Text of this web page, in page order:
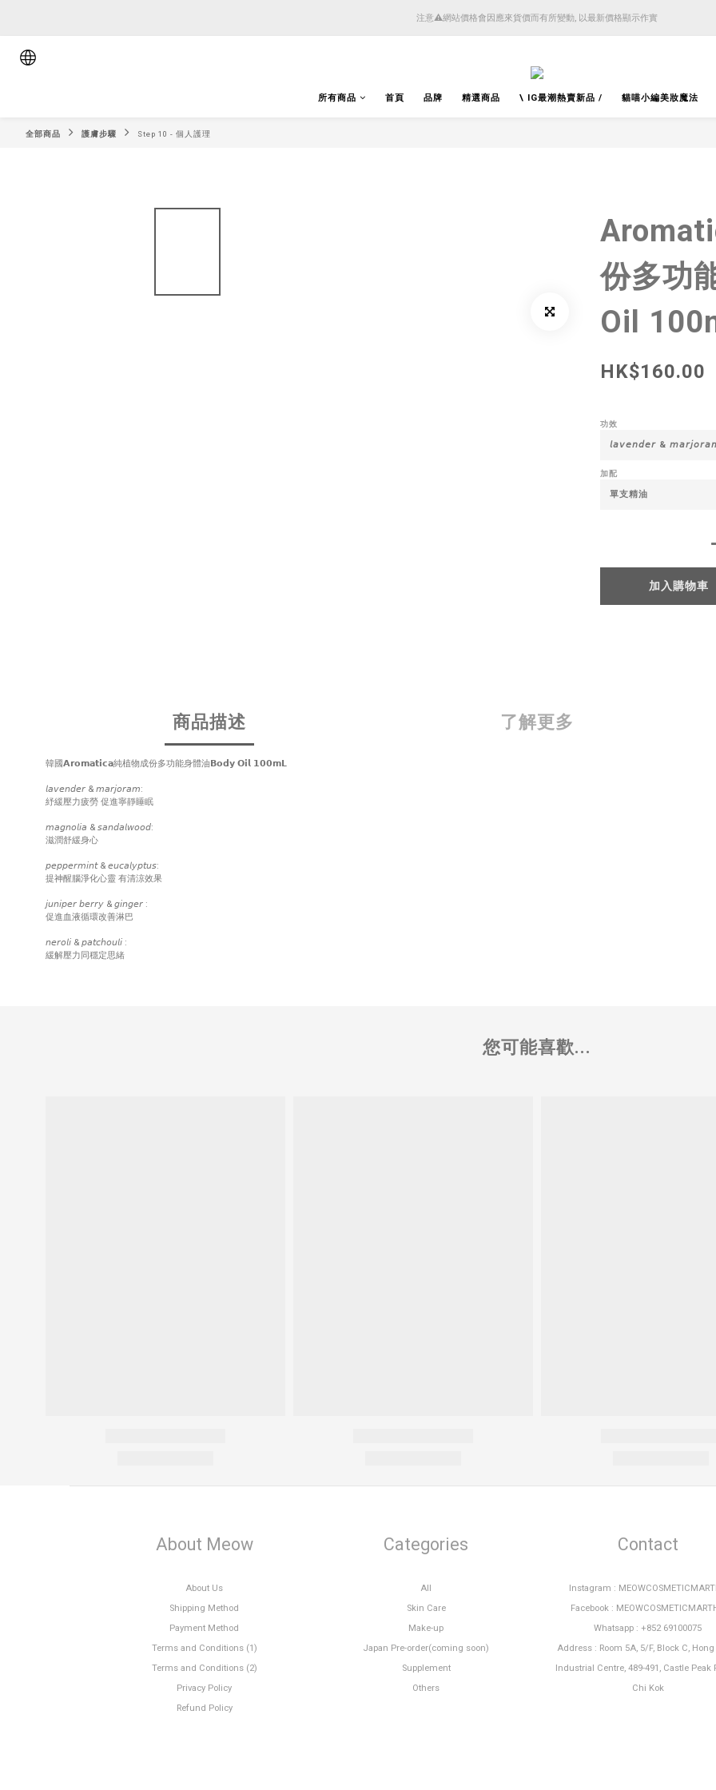
順豐香港將於4月14日起減少SMS短訊發送, 所有快件自取訊息通知將全部改為透過官方應用程式「SFHK
注意⚠️網站價格會因應來貨價而有所變動, 以最新價格顯示作實
所有商品 首頁 品牌 精選商品 \ IG最潮熱賣新品 / 貓喵小編美妝魔法
全部商品 護膚步驟 Step 10 - 個人護理
份多功
Oil
HK$160.00
功效
加配
加入購物車
商品描述 了解更多
韓國𝗔𝗿𝗼𝗺𝗮𝘁𝗶𝗰𝗮純植物成份多功能身體油𝗕𝗼𝗱𝘆 𝗢𝗶𝗹 𝟭𝟬𝟬𝗺𝗟
𝘭𝘢𝘷𝘦𝘯𝘥𝘦𝘳 & 𝘮𝘢𝘳𝘫𝘰𝘳𝘢𝘮:
紓緩壓力疲勞 促進寧靜睡眠
𝘮𝘢𝘨𝘯𝘰𝘭𝘪𝘢 & 𝘴𝘢𝘯𝘥𝘢𝘭𝘸𝘰𝘰𝘥:
滋潤舒緩身心
𝘱𝘦𝘱𝘱𝘦𝘳𝘮𝘪𝘯𝘵 & 𝘦𝘶𝘤𝘢𝘭𝘺𝘱𝘵𝘶𝘴:
提神醒腦淨化心靈 有清涼效果
𝘫𝘶𝘯𝘪𝘱𝘦𝘳 𝘣𝘦𝘳𝘳𝘺 & 𝘨𝘪𝘯𝘨𝘦𝘳 :
促進血液循環改善淋巴
𝘯𝘦𝘳𝘰𝘭𝘪 & 𝘱𝘢𝘵𝘤𝘩𝘰𝘶𝘭𝘪 :
緩解壓力同穩定思緒
您可能喜歡...
About Meow
About Us
Shipping Method
Payment Method
Terms and Conditions (1)
Terms and Conditions (2)
Privacy Policy
Refund Policy
Categories
All
Skin Care
Make-up
Japan Pre-order(coming soon)
Supplement
Others
Contact
Instagram :
Facebook :
Whatsapp : +852 69100075
Address : Room 5A, 5/F, Block C,
Industrial Centre, 489-491, Castle Peak
Chi Kok